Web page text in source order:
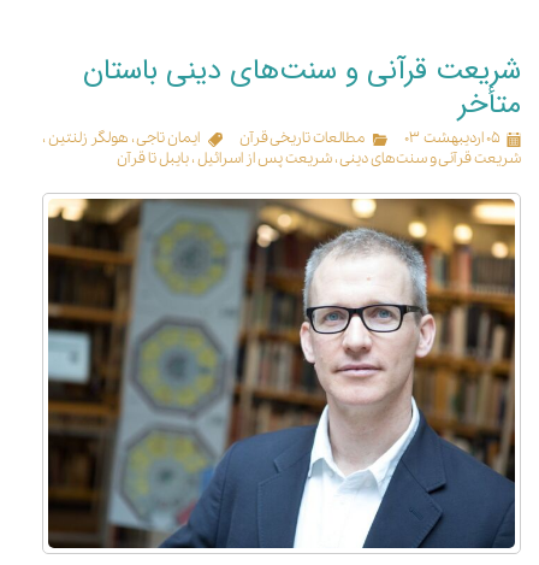
شریعت قرآنی و سنت‌های دینی باستان
متأخر
۰۵ اردیبهشت ۰۳ مطالعات تاریخی قرآن ایمان تاجی، هولگر زلنتین،
شریعت قرآنی و سنت‌های دینی،شریعت پس از اسرائیل،بایبل تا قرآن